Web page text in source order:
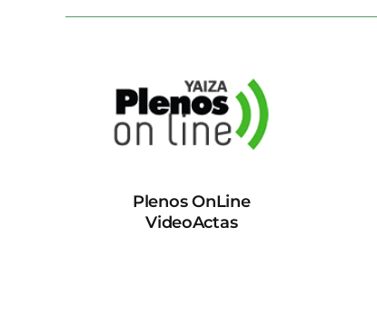
Plenos OnLine
VideoActas